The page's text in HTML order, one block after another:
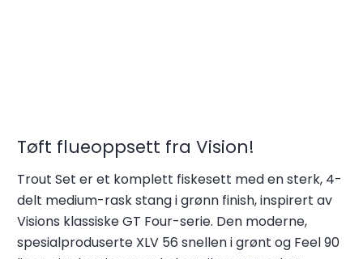
Tøft flueoppsett fra Vision!
Trout Set er et komplett fiskesett med en sterk, 4-
delt medium-rask stang i grønn finish, inspirert av
Visions klassiske GT Four-serie. Den moderne,
spesialproduserte XLV 56 snellen i grønt og Feel 90